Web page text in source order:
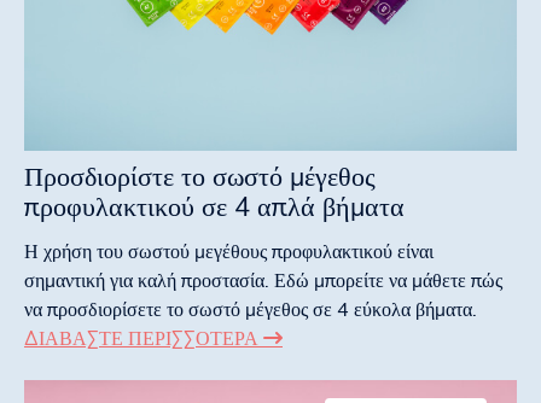
Προσδιορίστε το σωστό μέγεθος
προφυλακτικού σε 4 απλά βήματα
Η χρήση του σωστού μεγέθους προφυλακτικού είναι
σημαντική για καλή προστασία. Εδώ μπορείτε να μάθετε πώς
να προσδιορίσετε το σωστό μέγεθος σε 4 εύκολα βήματα.
ΔΙΑΒΆΣΤΕ ΠΕΡΙΣΣΌΤΕΡΑ